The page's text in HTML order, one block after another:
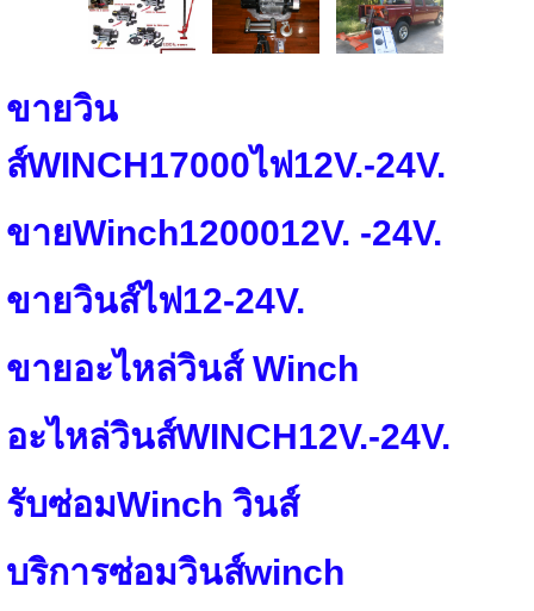
ขายวิน
ส์WINCH17000ไฟ12V.-24V.
ขายWinch1200012V. -24V.
ขายวินส์ไฟ12-24V.
ขายอะไหล่วินส์ Winch
อะไหล่วินส์WINCH12V.-24V.
รับซ่อมWinch วินส์
บริการซ่อมวินส์winch